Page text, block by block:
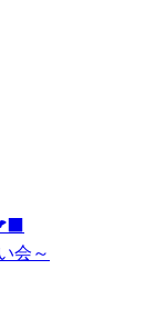
会～